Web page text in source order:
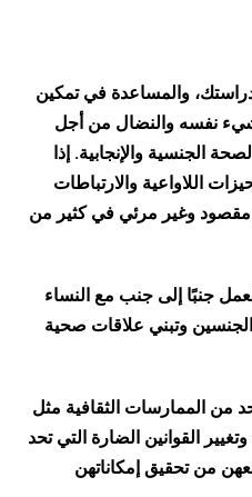
والمساعدة في تمكين
نفسه والنضال من أجل
الجنسية والإنجابية. إذا
اللاواعية والارتباطات
مقصود وغير مرئي في كثير من
جنبًا إلى جنب مع النساء
الجنسين وتبني علاقات صحية
من الممارسات الثقافية مثل
القوانين الضارة التي تحد
من تحقيق إمكاناتهن